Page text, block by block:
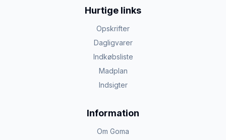
Hurtige links
Opskrifter
Dagligvarer
Indkøbsliste
Madplan
Indsigter
Information
Om Goma